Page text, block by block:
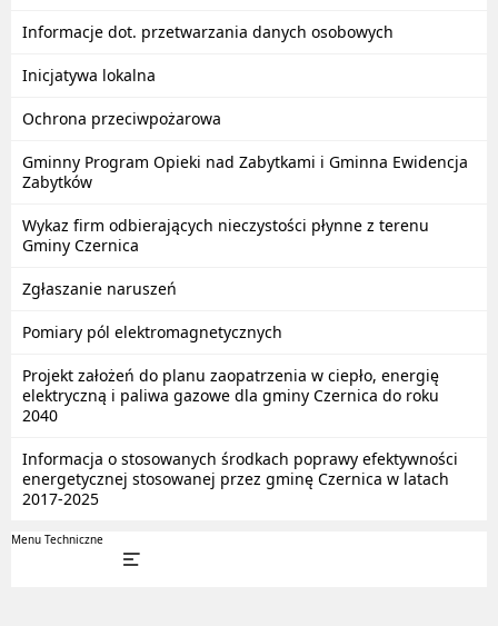
Informacje dot. przetwarzania danych osobowych
Inicjatywa lokalna
Ochrona przeciwpożarowa
Gminny Program Opieki nad Zabytkami i Gminna Ewidencja
Zabytków
Wykaz firm odbierających nieczystości płynne z terenu
Gminy Czernica
Zgłaszanie naruszeń
Pomiary pól elektromagnetycznych
Projekt założeń do planu zaopatrzenia w ciepło, energię
elektryczną i paliwa gazowe dla gminy Czernica do roku
2040
Informacja o stosowanych środkach poprawy efektywności
energetycznej stosowanej przez gminę Czernica w latach
2017-2025
Menu Techniczne